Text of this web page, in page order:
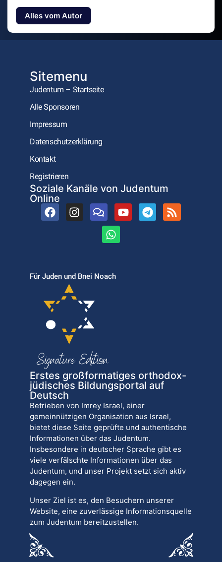
Alles vom Autor
Sitemenu
Judentum – Startseite
Alle Sponsoren
Impressum
Datenschutzerklärung
Kontakt
Registrieren
Soziale Kanäle von Judentum
Online
Für Juden und Bnei Noach
Erstes großformatiges orthodox-
jüdisches Bildungsportal auf
Deutsch
Betrieben von Imrey Israel, einer
gemeinnützigen Organisation aus Israel,
bietet diese Seite geprüfte und authentische
Informationen über das Judentum.
Insbesondere in deutscher Sprache gibt es
viele verfälschte Informationen über das
Judentum, und unser Projekt setzt sich aktiv
dagegen ein.
Unser Ziel ist es, den Besuchern unserer
Website, eine zuverlässige Informationsquelle
zum Judentum bereitzustellen.